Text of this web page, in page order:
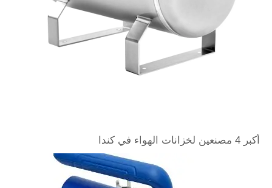
أكبر 4 مصنعين لخزانات الهواء في كندا